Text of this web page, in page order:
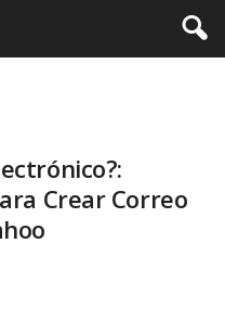
Crear Correo